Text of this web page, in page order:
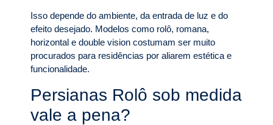
Isso depende do ambiente, da entrada de luz e do
efeito desejado. Modelos como rolô, romana,
horizontal e double vision costumam ser muito
procurados para residências por aliarem estética e
funcionalidade.
Persianas Rolô sob medida
vale a pena?